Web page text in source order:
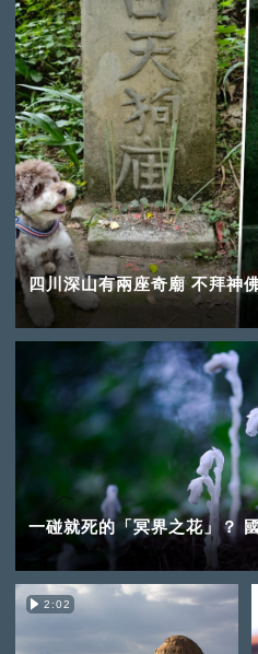
四川深山有兩座奇廟 不拜神
一碰就死的「冥界之花」？
2:02